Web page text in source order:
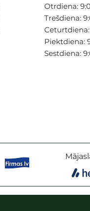
Otrdiena:
Trešdiena:
Ceturtdiena:
Piektdiena:
Sestdiena: